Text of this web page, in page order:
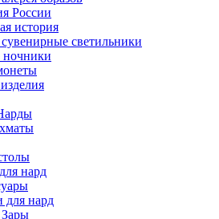
России
история
светильники
нард
нард